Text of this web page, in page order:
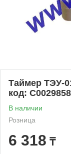
Таймер ТЭУ-
код:
В наличии
Розница
6 318 ₸